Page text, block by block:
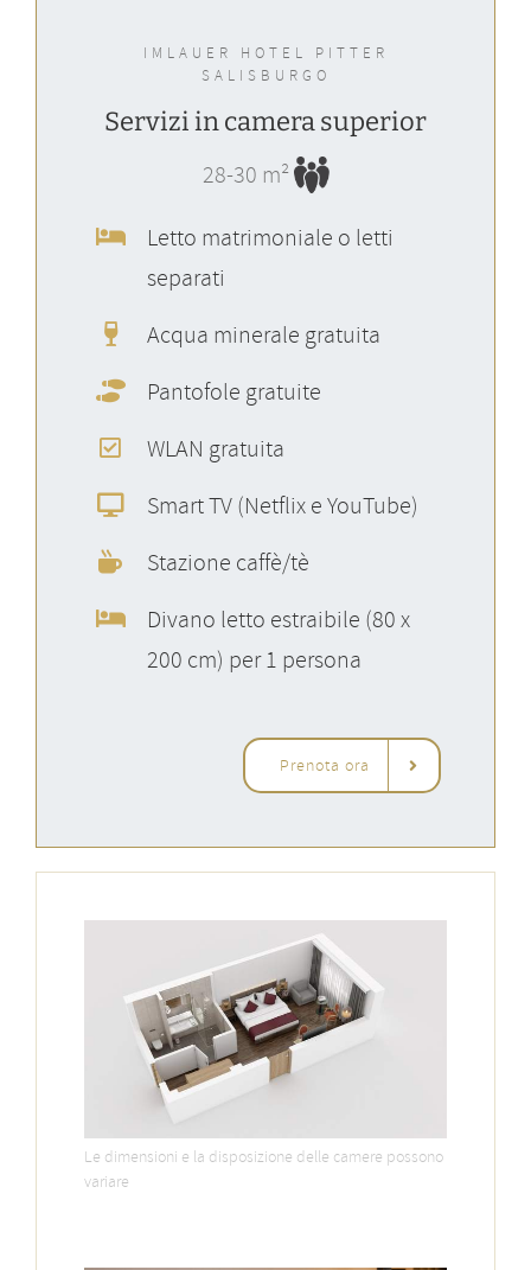
IMLAUER HOTEL PITTER
SALISBURGO
Servizi in camera superior
28-30 m²
Letto matrimoniale o letti
separati
Acqua minerale gratuita
Pantofole gratuite
WLAN gratuita
Smart TV (Netflix e YouTube)
Stazione caffè/tè
Divano letto estraibile (80 x
200 cm) per 1 persona
Prenota ora
Le dimensioni e la disposizione delle camere possono
variare